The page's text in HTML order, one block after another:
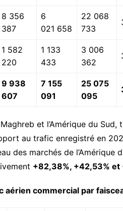
8 356
387
6
021 658
22 068
733
1 582
220
1 133
433
3 006
362
9 938
607
7 155
091
25 075
095
et l’Amérique du
au trafic enregistré en
des marchés de l’Amérique
+82,38%, +42,53% et
aérien commercial par